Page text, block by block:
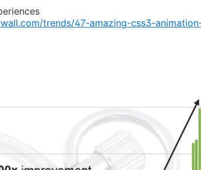
trends/47-amazing-css3-